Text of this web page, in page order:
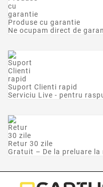
Produse cu garantie
Ne ocupam direct de
Suport Clienti rapid
Serviciu Live - pentru
Retur 30 zile
Gratuit – De la preluare